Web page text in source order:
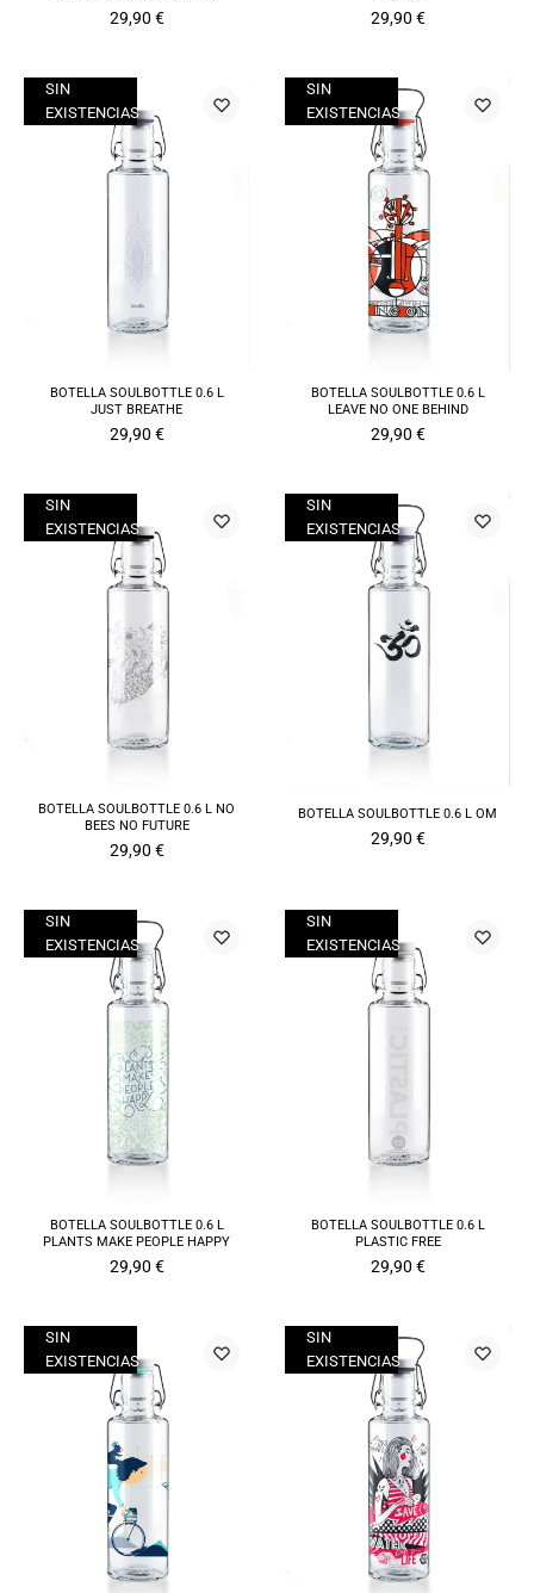
29,90 € 29,90 €
SIN
EXISTENCIAS
BOTELLA SOULBOTTLE 0.6 L
JUST BREATHE
29,90 €
SIN
EXISTENCIAS
BOTELLA SOULBOTTLE 0.6 L
LEAVE NO ONE BEHIND
29,90 €
SIN
EXISTENCIAS
BOTELLA SOULBOTTLE 0.6 L NO
BEES NO FUTURE
29,90 €
SIN
EXISTENCIAS
BOTELLA SOULBOTTLE 0.6 L OM
29,90 €
SIN
EXISTENCIAS
BOTELLA SOULBOTTLE 0.6 L
PLANTS MAKE PEOPLE HAPPY
29,90 €
SIN
EXISTENCIAS
BOTELLA SOULBOTTLE 0.6 L
PLASTIC FREE
29,90 €
SIN
EXISTENCIAS
SIN
EXISTENCIAS